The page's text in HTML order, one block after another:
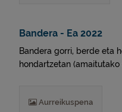
Bandera - Ea 2022
Bandera gorri, berde eta
hondartzetan (amaitutako
Aurreikuspena